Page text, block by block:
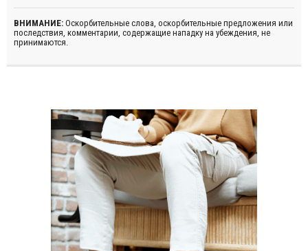
ВНИМАНИЕ: Оскорбительные слова, оскорбительные предложения или
последствия, комментарии, содержащие нападку на убеждения, не
принимаются.